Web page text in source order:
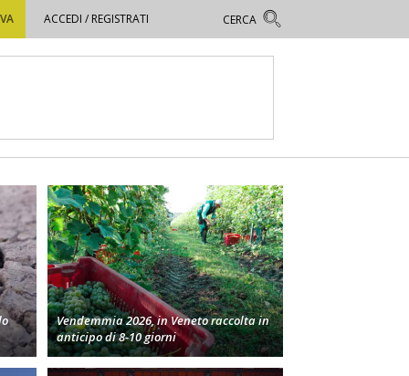
ACCEDI / REGISTRATI
Vendemmia 2026, in Veneto raccolta in
anticipo di 8-10 giorni